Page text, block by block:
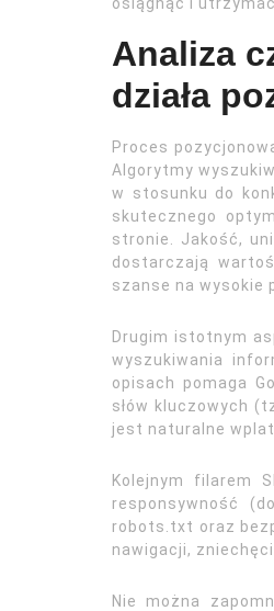
Analiza
działa
Proces
Algorytmy
w stosunku do
skutecznego
stronie. Jakość,
dostarczają
szanse na wysokie
Drugim istotnym
wyszukiwania
opisach pomaga
słów kluczowych
jest naturalne
Kolejnym filarem
responsywność
robots.txt oraz
nawigacji,
Nie można